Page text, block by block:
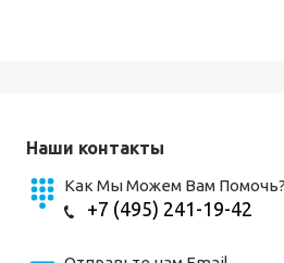
Наши контакты
Как Мы Можем Вам Помочь?
+7 (495) 241-19-42